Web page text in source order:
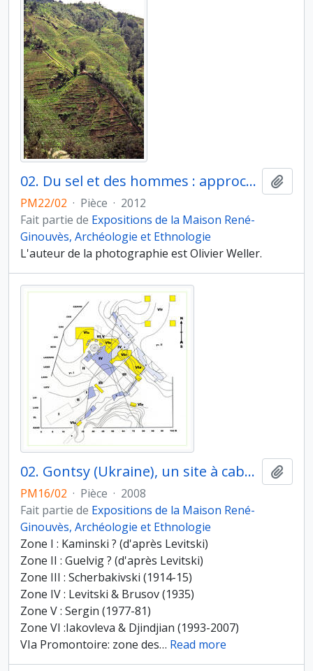
02. Du sel et des hommes : approches ethnoarchéologiques. La Nouvelle-Guinée. Jardins d’altitude implantés en forêt primaire. Les papous des Hautes Terres cultivent essentiellement la patate douce, le taro, la banane…
PM22/02 · Pièce · 2012
Fait partie de Expositions de la Maison René-
Ginouvès, Archéologie et Ethnologie
L'auteur de la photographie est Olivier Weller.
02. Gontsy (Ukraine), un site à cabanes en os de mammouths du paléolithique supérieur récents. Plan des anciennes et nouvelles fouilles (1873-1981) et des nouvelles fouilles (1993-2007). Emplacement des Hangars n°1 (VIa) et n°2 (zone VId)
PM16/02 · Pièce · 2008
Fait partie de Expositions de la Maison René-
Ginouvès, Archéologie et Ethnologie
Zone I : Kaminski ? (d'après Levitski)
Zone II : Guelvig ? (d'après Levitski)
Zone III : Scherbakivski (1914-15)
Zone IV : Levitski & Brusov (1935)
Zone V : Sergin (1977-81)
Zone VI :Iakovleva & Djindjian (1993-2007)
VIa Promontoire: zone des… Read more